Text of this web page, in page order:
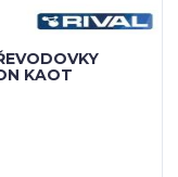
KAOT